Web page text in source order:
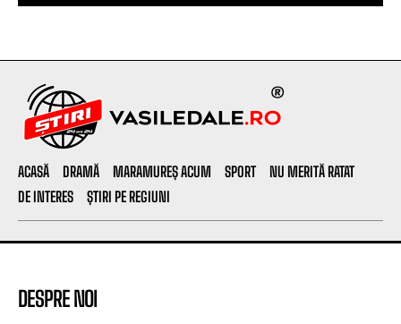
ACASĂ DRAMĂ MARAMUREȘ ACUM SPORT
NU MERITĂ RATAT
DE INTERES
ȘTIRI PE REGIUNI
DESPRE NOI